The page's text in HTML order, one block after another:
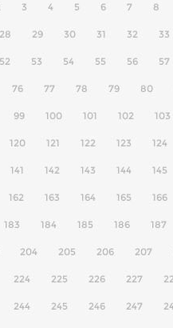
3 4 5 6 7 8
28 29 30 31 32 33
52 53 54 55 56 57
76 77 78 79 80
99 100 101 102 103
120 121 122 123 124
141 142 143 144 145
162 163 164 165 166
183 184 185 186 187
204 205 206 207
224 225 226 227
244 245 246 247